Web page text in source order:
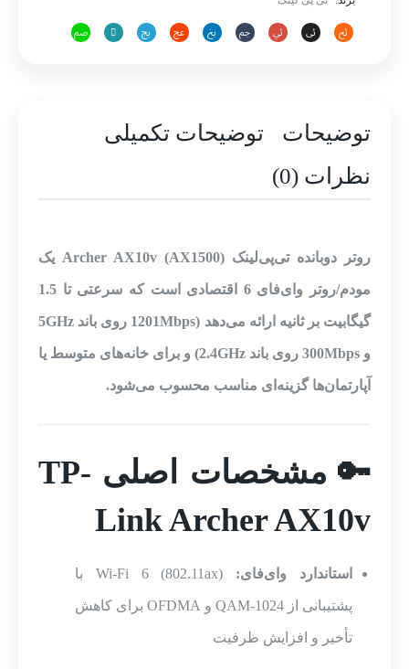
توضیحات
توضیحات تکمیلی
نظرات (0)
روتر دوبانده تی‌پی‌لینک Archer AX10v (AX1500) یک
مودم/روتر وای‌فای 6 اقتصادی است که سرعتی تا 1.5
گیگابیت بر ثانیه ارائه می‌دهد (1201Mbps روی باند 5GHz
و 300Mbps روی باند 2.4GHz) و برای خانه‌های متوسط یا
آپارتمان‌ها گزینه‌ای مناسب محسوب می‌شود.
🔑 مشخصات اصلی TP-
Link Archer AX10v
استاندارد وای‌فای: Wi-Fi 6 (802.11ax) با
پشتیبانی از 1024-QAM و OFDMA برای کاهش
تأخیر و افزایش ظرفیت